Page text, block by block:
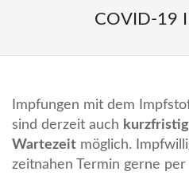
COVID-19
Impfungen mit dem
sind derzeit auch
Wartezeit möglich.
zeitnahen Termin gerne